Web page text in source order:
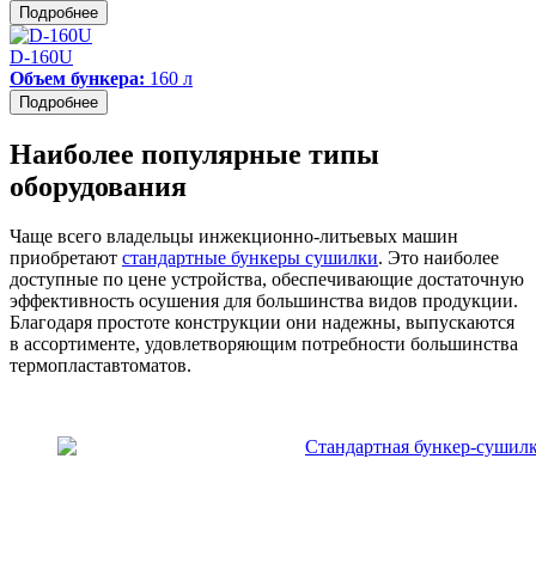
Подробнее
D-160U
Объем бункера: 160 л
Подробнее
Наиболее популярные типы
оборудования
Чаще всего владельцы инжекционно-литьевых машин
приобретают стандартные бункеры сушилки. Это наиболее
доступные по цене устройства, обеспечивающие достаточную
эффективность осушения для большинства видов продукции.
Благодаря простоте конструкции они надежны, выпускаются
в ассортименте, удовлетворяющим потребности большинства
термопластавтоматов.